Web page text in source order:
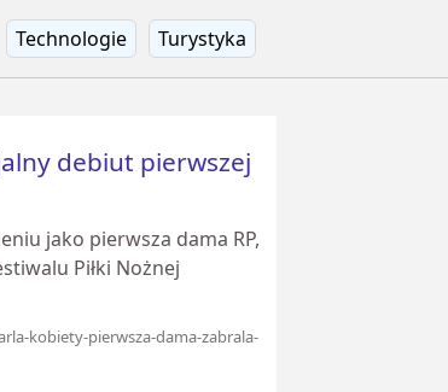
Technologie Turystyka
debiut pierwszej
jako pierwsza dama RP,
Piłki Nożnej
kobiety-pierwsza-dama-zabrala-